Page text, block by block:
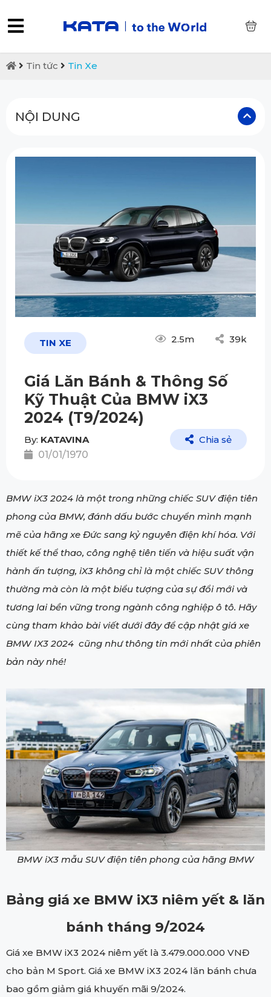
Tin tức Tin Xe
NỘI DUNG
TIN XE 2.5m 39k
Giá Lăn Bánh & Thông Số
Kỹ Thuật Của BMW iX3
2024 (T9/2024)
By: KATAVINA
01/01/1970
Chia sẻ
BMW iX3 2024 là một trong những chiếc SUV điện tiên
phong của BMW, đánh dấu bước chuyển mình mạnh
mẽ của hãng xe Đức sang kỷ nguyên điện khí hóa. Với
thiết kế thể thao, công nghệ tiên tiến và hiệu suất vận
hành ấn tượng, iX3 không chỉ là một chiếc SUV thông
thường mà còn là một biểu tượng của sự đổi mới và
tương lai bền vững trong ngành công nghiệp ô tô. Hãy
cùng tham khảo bài viết dưới đây để cập nhật giá xe
BMW IX3 2024 cũng như thông tin mới nhất của phiên
bản này nhé!
BMW iX3 mẫu SUV điện tiên phong của hãng BMW
Bảng giá xe BMW iX3 niêm yết & lăn
bánh tháng 9/2024
Giá xe BMW iX3 2024 niêm yết là 3.479.000.000 VNĐ
cho bản M Sport. Giá xe BMW iX3 2024 lăn bánh chưa
bao gồm giảm giá khuyến mãi 9/2024.